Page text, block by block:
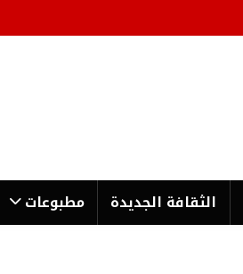
الثقافة الجدیدة مطبوعات